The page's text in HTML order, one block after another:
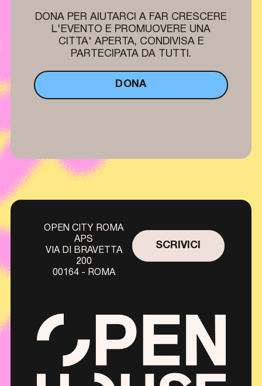
DONA PER AIUTARCI A FAR CRESCERE
L'EVENTO E PROMUOVERE UNA
CITTA' APERTA, CONDIVISA E
PARTECIPATA DA TUTTI.
DONA
OPEN CITY ROMA
APS
VIA DI BRAVETTA
200
00164 - ROMA
SCRIVICI